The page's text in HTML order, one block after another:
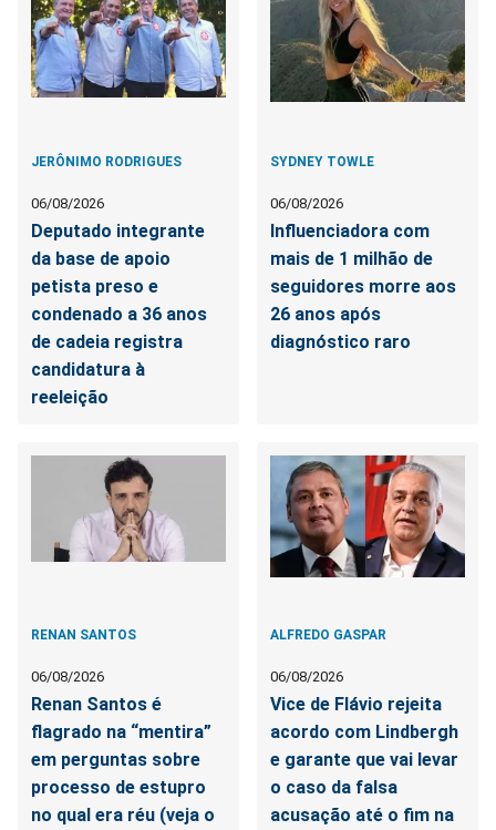
JERÔNIMO RODRIGUES
06/08/2026
Deputado integrante
da base de apoio
petista preso e
condenado a 36 anos
de cadeia registra
candidatura à
reeleição
SYDNEY TOWLE
06/08/2026
Influenciadora com
mais de 1 milhão de
seguidores morre aos
26 anos após
diagnóstico raro
RENAN SANTOS
06/08/2026
Renan Santos é
flagrado na “mentira”
em perguntas sobre
processo de estupro
no qual era réu (veja o
ALFREDO GASPAR
06/08/2026
Vice de Flávio rejeita
acordo com Lindbergh
e garante que vai levar
o caso da falsa
acusação até o fim na